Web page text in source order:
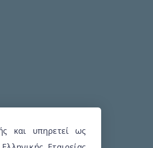
και υπηρετεί ως